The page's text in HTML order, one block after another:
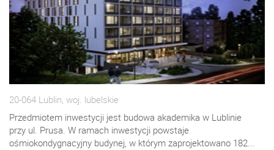
20-064 Lublin, woj. lubelskie
Przedmiotem inwestycji jest budowa akademika w Lublinie
przy ul. Prusa. W ramach inwestycji powstaje
ośmiokondygnacyjny budynej, w którym zaprojektowano 182...